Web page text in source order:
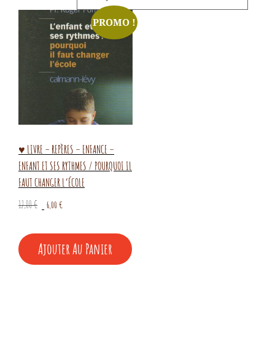
PROMO !
♥ LIVRE – REPÈRES – ENFANCE –
ENFANT ET SES RYTHMES / POURQUOI IL
FAUT CHANGER L’ÉCOLE
12,00€
Le
initial
était :
12,00 €.
6,00€
actuel
est :
6,00 €.
Ajouter Au Panier